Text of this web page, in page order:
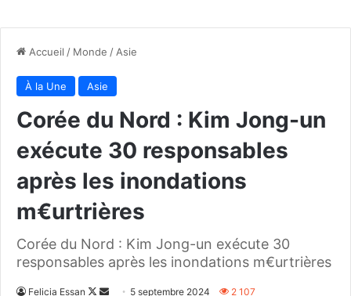
Accueil / Monde / Asie
À la Une Asie
Corée du Nord : Kim Jong-un
exécute 30 responsables
après les inondations
m€urtrières
Corée du Nord : Kim Jong-un exécute 30
responsables après les inondations m€urtrières
Felicia Essan
Follow
Envoyer5 septembre 2024 2 107